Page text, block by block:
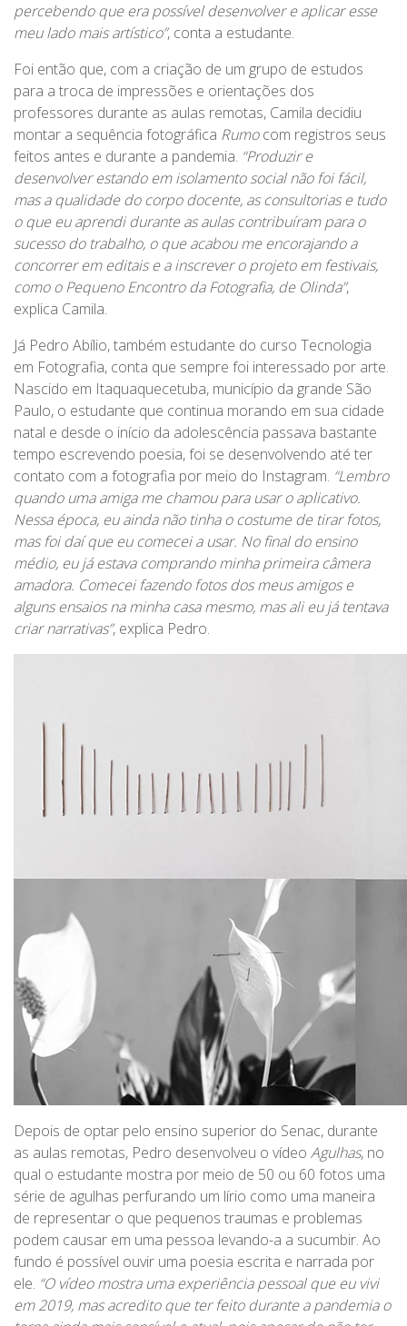
percebendo que era possível desenvolver e aplicar esse
meu lado mais artístico”, conta a estudante.
Foi então que, com a criação de um grupo de estudos
para a troca de impressões e orientações dos
professores durante as aulas remotas, Camila decidiu
montar a sequência fotográfica Rumocom registros seus
feitos antes e durante a pandemia. “Produzir e
desenvolver estando em isolamento social não foi fácil,
mas a qualidade do corpo docente, as consultorias e tudo
o que eu aprendi durante as aulas contribuíram para o
sucesso do trabalho, o que acabou me encorajando a
concorrer em editais e a inscrever o projeto em festivais,
como o Pequeno Encontro da Fotografia, de Olinda”,
explica Camila.
Já Pedro Abílio, também estudante do curso Tecnologia
em Fotografia, conta que sempre foi interessado por arte.
Nascido em Itaquaquecetuba, município da grande São
Paulo, o estudante que continua morando em sua cidade
natal e desde o início da adolescência passava bastante
tempo escrevendo poesia, foi se desenvolvendo até ter
contato com a fotografia por meio do Instagram. “Lembro
quando uma amiga me chamou para usar o aplicativo.
Nessa época, eu ainda não tinha o costume de tirar fotos,
mas foi daí que eu comecei a usar. No final do ensino
médio, eu já estava comprando minha primeira câmera
amadora. Comecei fazendo fotos dos meus amigos e
alguns ensaios na minha casa mesmo, mas ali eu já tentava
criar narrativas”, explica Pedro.
Depois de optar pelo ensino superior do Senac, durante
as aulas remotas, Pedro desenvolveu o vídeo Agulhas, no
qual o estudante mostra por meio de 50 ou 60 fotos uma
série de agulhas perfurando um lírio como uma maneira
de representar o que pequenos traumas e problemas
podem causar em uma pessoa levando-a a sucumbir. Ao
fundo é possível ouvir uma poesia escrita e narrada por
ele. “O vídeo mostra uma experiência pessoal que eu vivi
em 2019, mas acredito que ter feito durante a pandemia o